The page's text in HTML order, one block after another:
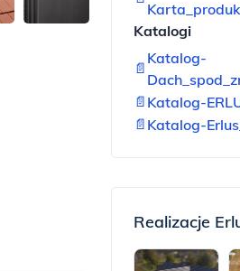
Katalogi
📄
Katalog-
📄 Katalog-
📄 Katalog-
Realizacje